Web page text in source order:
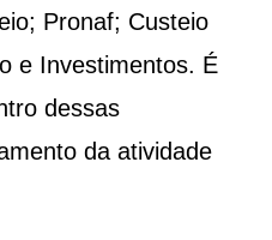
Pronaf; Custeio
e Investimentos. É
dessas
da atividade